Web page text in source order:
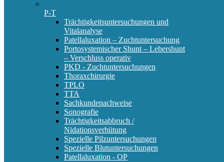
P-T
Trächtigkeitsuntersuchungen und
Vitalanalyse
Patellaluxation – Zuchtuntersuchung
Portosystemischer Shunt – Lebershunt
– Verschluss operativ
PKD - Zuchtuntersuchungen
Thoraxchirurgie
TPLO
TTA
Sachkundenachweise
Sonografie
Trächtigkeitsabbruch /
Nidationsverhütung
Spezielle Pilzuntersuchungen
Spezielle Blutuntersuchungen
Patellaluxation - OP